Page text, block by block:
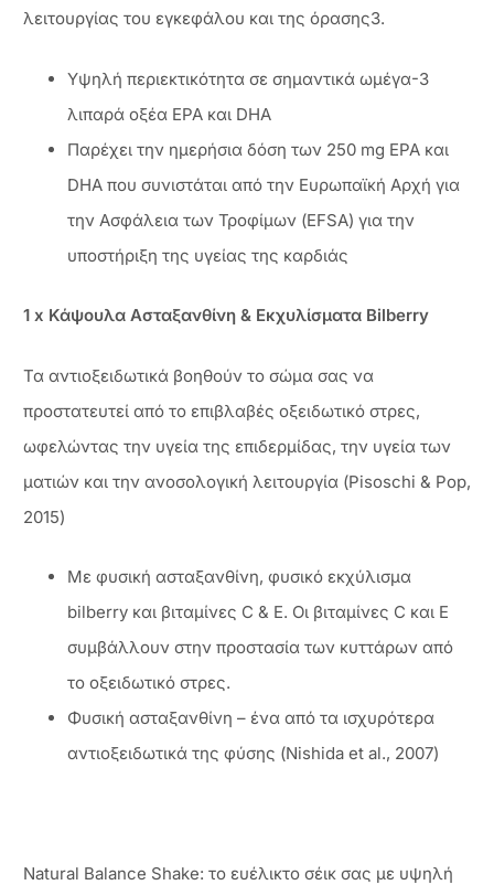
λειτουργίας του εγκεφάλου και της όρασης3.
Υψηλή περιεκτικότητα σε σημαντικά ωμέγα-3
λιπαρά οξέα EPA και DHA
Παρέχει την ημερήσια δόση των 250 mg EPA και
DHA που συνιστάται από την Ευρωπαϊκή Αρχή για
την Ασφάλεια των Τροφίμων (EFSA) για την
υποστήριξη της υγείας της καρδιάς
1 x Κάψουλα Ασταξανθίνη & Εκχυλίσματα Bilberry
Τα αντιοξειδωτικά βοηθούν το σώμα σας να
προστατευτεί από το επιβλαβές οξειδωτικό στρες,
ωφελώντας την υγεία της επιδερμίδας, την υγεία των
ματιών και την ανοσολογική λειτουργία (Pisoschi & Pop,
2015)
Με φυσική ασταξανθίνη, φυσικό εκχύλισμα
bilberry και βιταμίνες C & E. Οι βιταμίνες C και E
συμβάλλουν στην προστασία των κυττάρων από
το οξειδωτικό στρες.
Φυσική ασταξανθίνη – ένα από τα ισχυρότερα
αντιοξειδωτικά της φύσης (Nishida et al., 2007)
Natural Balance Shake: το ευέλικτο σέικ σας με υψηλή